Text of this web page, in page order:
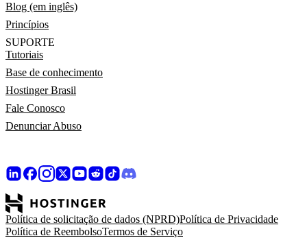
Blog (em inglês)
Princípios
SUPORTE
Tutoriais
Base de conhecimento
Hostinger Brasil
Fale Conosco
Denunciar Abuso
Política de solicitação de dados (NPRD)Política de Privacidade
Política de ReembolsoTermos de Serviço